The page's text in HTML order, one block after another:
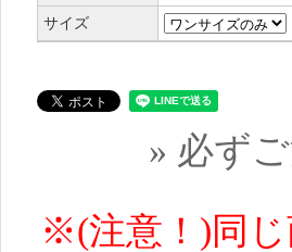
サイズ
» 必ず
※(注意！)同